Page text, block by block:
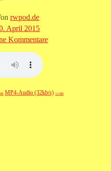
rwpod.de
April 2015
Kommentarezu
Folge
Humor
MP4-Audio (32kb/s) 13 MB